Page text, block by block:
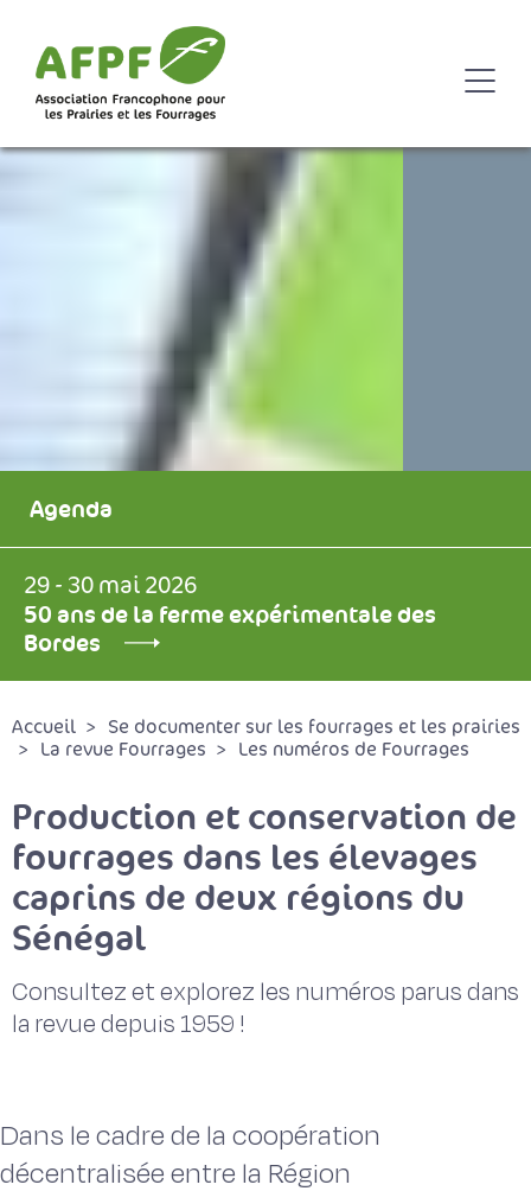
Agenda
29 - 30 mai 2026
50 ans de la ferme expérimentale des
Bordes
Accueil
Se documenter sur les fourrages et les prairies
La revue Fourrages
Les numéros de Fourrages
Production et conservation de
fourrages dans les élevages
caprins de deux régions du
Sénégal
Consultez et explorez les numéros parus dans
la revue depuis 1959 !
Dans le cadre de la coopération
décentralisée entre la Région